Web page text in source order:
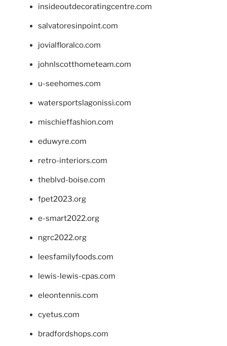
insideoutdecoratingcentre.com
salvatoresinpoint.com
jovialfloralco.com
johnlscotthometeam.com
u-seehomes.com
watersportslagonissi.com
mischieffashion.com
eduwyre.com
retro-interiors.com
theblvd-boise.com
fpet2023.org
e-smart2022.org
ngrc2022.org
leesfamilyfoods.com
lewis-lewis-cpas.com
eleontennis.com
cyetus.com
bradfordshops.com